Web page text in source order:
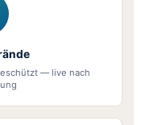
— live nach